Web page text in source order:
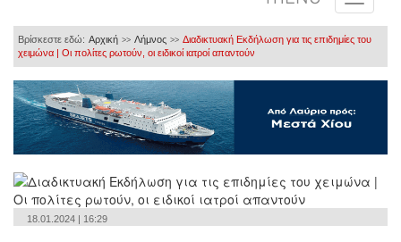
Βρίσκεστε εδώ: Αρχική >> Λήμνος >> Διαδικτυακή Εκδήλωση για τις επιδημίες του
χειμώνα | Οι πολίτες ρωτούν, οι ειδικοί ιατροί απαντούν
18.01.2024 | 16:29